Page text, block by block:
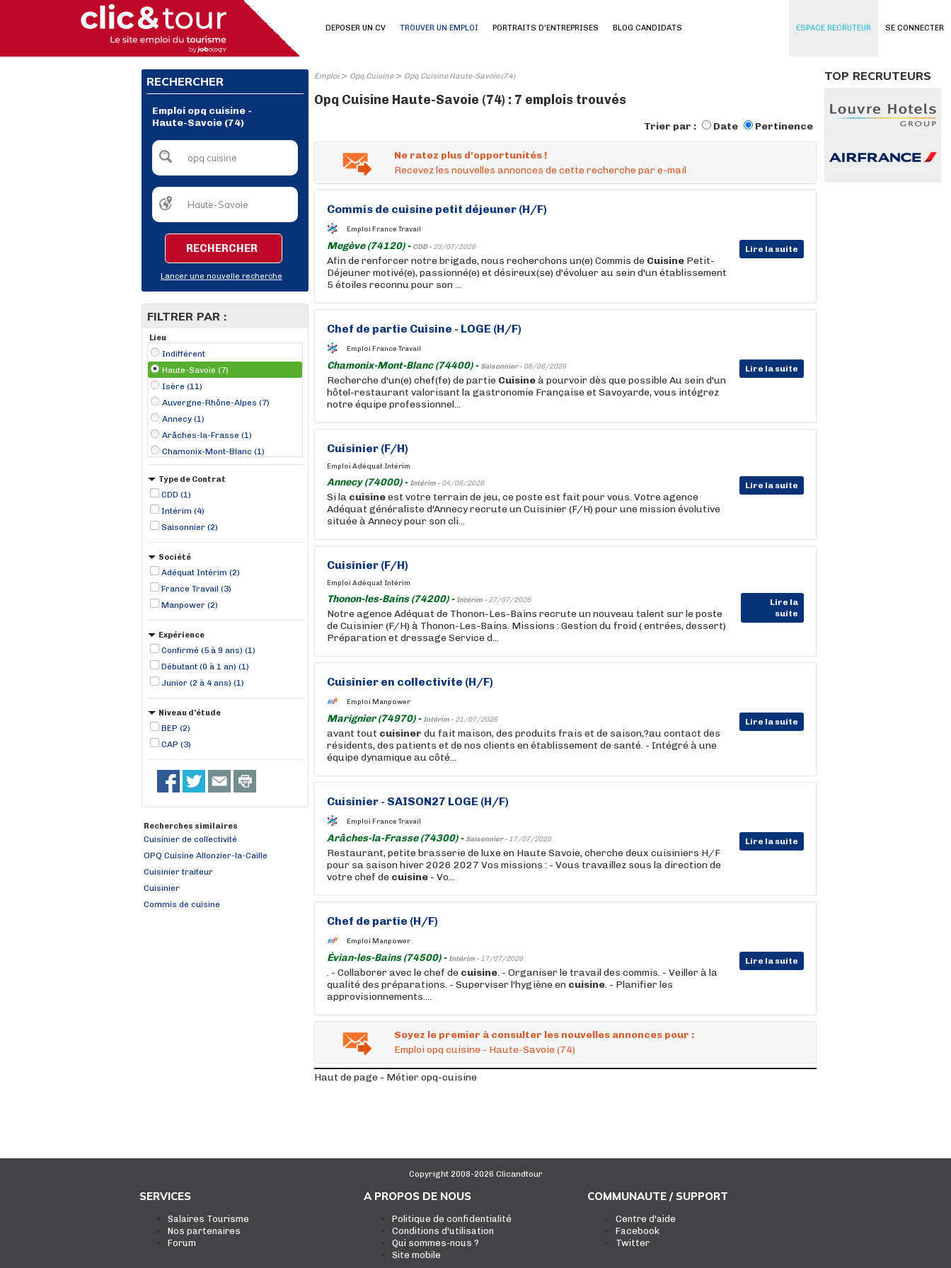
SE CONNECTER
DEPOSER UN CV TROUVER UN EMPLOI PORTRAITS D'ENTREPRISES BLOG CANDIDATS ESPACE RECRUTEUR
RECHERCHER
Emploi opq cuisine -
Haute-Savoie (74)
RECHERCHER
Lancer une nouvelle recherche
FILTRER PAR :
Lieu
Indifférent
Haute-Savoie (7)
Isère (11)
Auvergne-Rhône-Alpes (7)
Annecy (1)
Arâches-la-Frasse (1)
Chamonix-Mont-Blanc (1)
Marignier (1)
Megève (1)
Thonon-les-Bains (1)
Évian-les-Bains (1)
Type de Contrat
CDD (1)
Intérim (4)
Saisonnier (2)
Société
Adéquat Intérim (2)
France Travail (3)
Manpower (2)
Expérience
Confirmé (5 à 9 ans) (1)
Débutant (0 à 1 an) (1)
Junior (2 à 4 ans) (1)
Niveau d'étude
BEP (2)
CAP (3)
Recherches similaires
Cuisinier de collectivité
OPQ Cuisine Allonzier-la-Caille
Cuisinier traiteur
Cuisinier
Commis de cuisine
Emploi> Opq Cuisine> Opq Cuisine Haute-Savoie (74)
Opq Cuisine Haute-Savoie (74) : 7 emplois trouvés
Trier par : Date Pertinence
Ne ratez plus d'opportunités !
Recevez les nouvelles annonces de cette recherche par e-mail
Commis de cuisine petit déjeuner (H/F)
Emploi France Travail
Megève (74120) - CDD - 23/07/2026 Lire la suite
Afin de renforcer notre brigade, nous recherchons un(e) Commis de Cuisine Petit-
Déjeuner motivé(e), passionné(e) et désireux(se) d'évoluer au sein d'un établissement
5 étoiles reconnu pour son ...
Chef de partie Cuisine - LOGE (H/F)
Emploi France Travail
Chamonix-Mont-Blanc (74400) - Saisonnier - 08/08/2026 Lire la suite
Recherche d'un(e) chef(fe) de partie Cuisineà pourvoir dès que possible Au sein d'un
hôtel-restaurant valorisant la gastronomie Française et Savoyarde, vous intégrez
notre équipe professionnel...
Cuisinier (F/H)
Emploi Adéquat Intérim
Annecy (74000) -Intérim - 04/08/2026 Lire la suite
Si la cuisineest votre terrain de jeu, ce poste est fait pour vous. Votre agence
Adéquat généraliste d'Annecy recrute un Cuisinier (F/H) pour une mission évolutive
située à Annecy pour son cli...
Cuisinier (F/H)
Emploi Adéquat Intérim
Thonon-les-Bains (74200) -Intérim - 27/07/2026
Lire la
suite
Notre agence Adéquat de Thonon-Les-Bains recrute un nouveau talent sur le poste
de Cuisinier (F/H) à Thonon-Les-Bains. Missions : Gestion du froid ( entrées, dessert)
Préparation et dressage Service d...
Cuisinier en collectivite (H/F)
Emploi Manpower
Marignier (74970) -Intérim - 21/07/2026 Lire la suite
avant tout cuisiner du fait maison, des produits frais et de saison,?au contact des
résidents, des patients et de nos clients en établissement de santé. - Intégré à une
équipe dynamique au côté...
Cuisinier - SAISON27 LOGE (H/F)
Emploi France Travail
Arâches-la-Frasse (74300) - Saisonnier - 17/07/2026 Lire la suite
Restaurant, petite brasserie de luxe en Haute Savoie, cherche deux cuisiniers H/F
pour sa saison hiver 2026 2027 Vos missions : - Vous travaillez sous la direction de
votre chef de cuisine - Vo...
Chef de partie (H/F)
Emploi Manpower
Évian-les-Bains (74500) -Intérim - 17/07/2026 Lire la suite
. - Collaborer avec le chef de cuisine. - Organiser le travail des commis. - Veiller à la
qualité des préparations. - Superviser l'hygiène en cuisine. - Planifier les
approvisionnements....
Soyez le premier à consulter les nouvelles annonces pour :
Emploi opq cuisine - Haute-Savoie (74)
Haut de page - Métier opq-cuisine
TOP RECRUTEURS
Copyright 2008-2026 Clicandtour
SERVICES
Salaires Tourisme
Nos partenaires
Forum
A PROPOS DE NOUS
Politique de confidentialité
Conditions d'utilisation
Qui sommes-nous ?
Site mobile
COMMUNAUTE / SUPPORT
Centre d'aide
Facebook
Twitter